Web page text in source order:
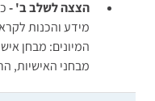
בתנאים מסוימים
הצצה לשלב ב' -
מידע והכנות
המיונים: מבחן
מבחני האישיות,